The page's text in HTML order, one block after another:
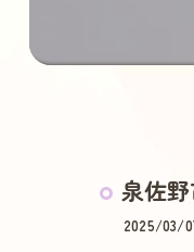
泉佐
2025/03/